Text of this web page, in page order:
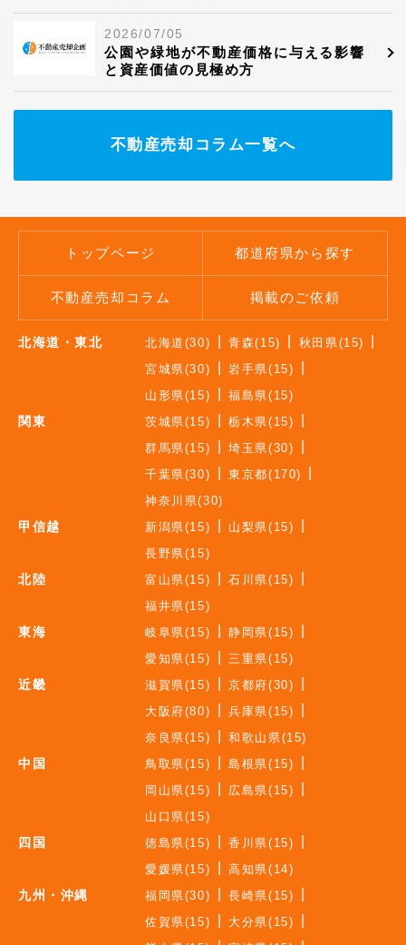
2026/07/05
公園や緑地が不動産価格に与える影響
と資産価値の見極め方
不動産売却コラム一覧へ
トップページ 都道府県から探す
不動産売却コラム 掲載のご依頼
北海道・東北 北海道(30) 青森(15)
秋田県(15)
宮城県(30)
岩手県(15)
山形県(15)
福島県(15)
関東 茨城県(15)
栃木県(15)
群馬県(15)
埼玉県(30)
千葉県(30)
東京都(170)
神奈川県(30)
甲信越 新潟県(15)
山梨県(15)
長野県(15)
北陸 富山県(15)
石川県(15)
福井県(15)
東海 岐阜県(15)
静岡県(15)
愛知県(15)
三重県(15)
近畿 滋賀県(15)
京都府(30)
大阪府(80)
兵庫県(15)
奈良県(15)
和歌山県(15)
中国 鳥取県(15)
島根県(15)
岡山県(15)
広島県(15)
山口県(15)
四国 徳島県(15)
香川県(15)
愛媛県(15)
高知県(14)
九州・沖縄 福岡県(30)
長崎県(15)
佐賀県(15)
大分県(15)